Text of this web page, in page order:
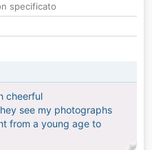
specificato
cheerful
see my photographs
from a young age to